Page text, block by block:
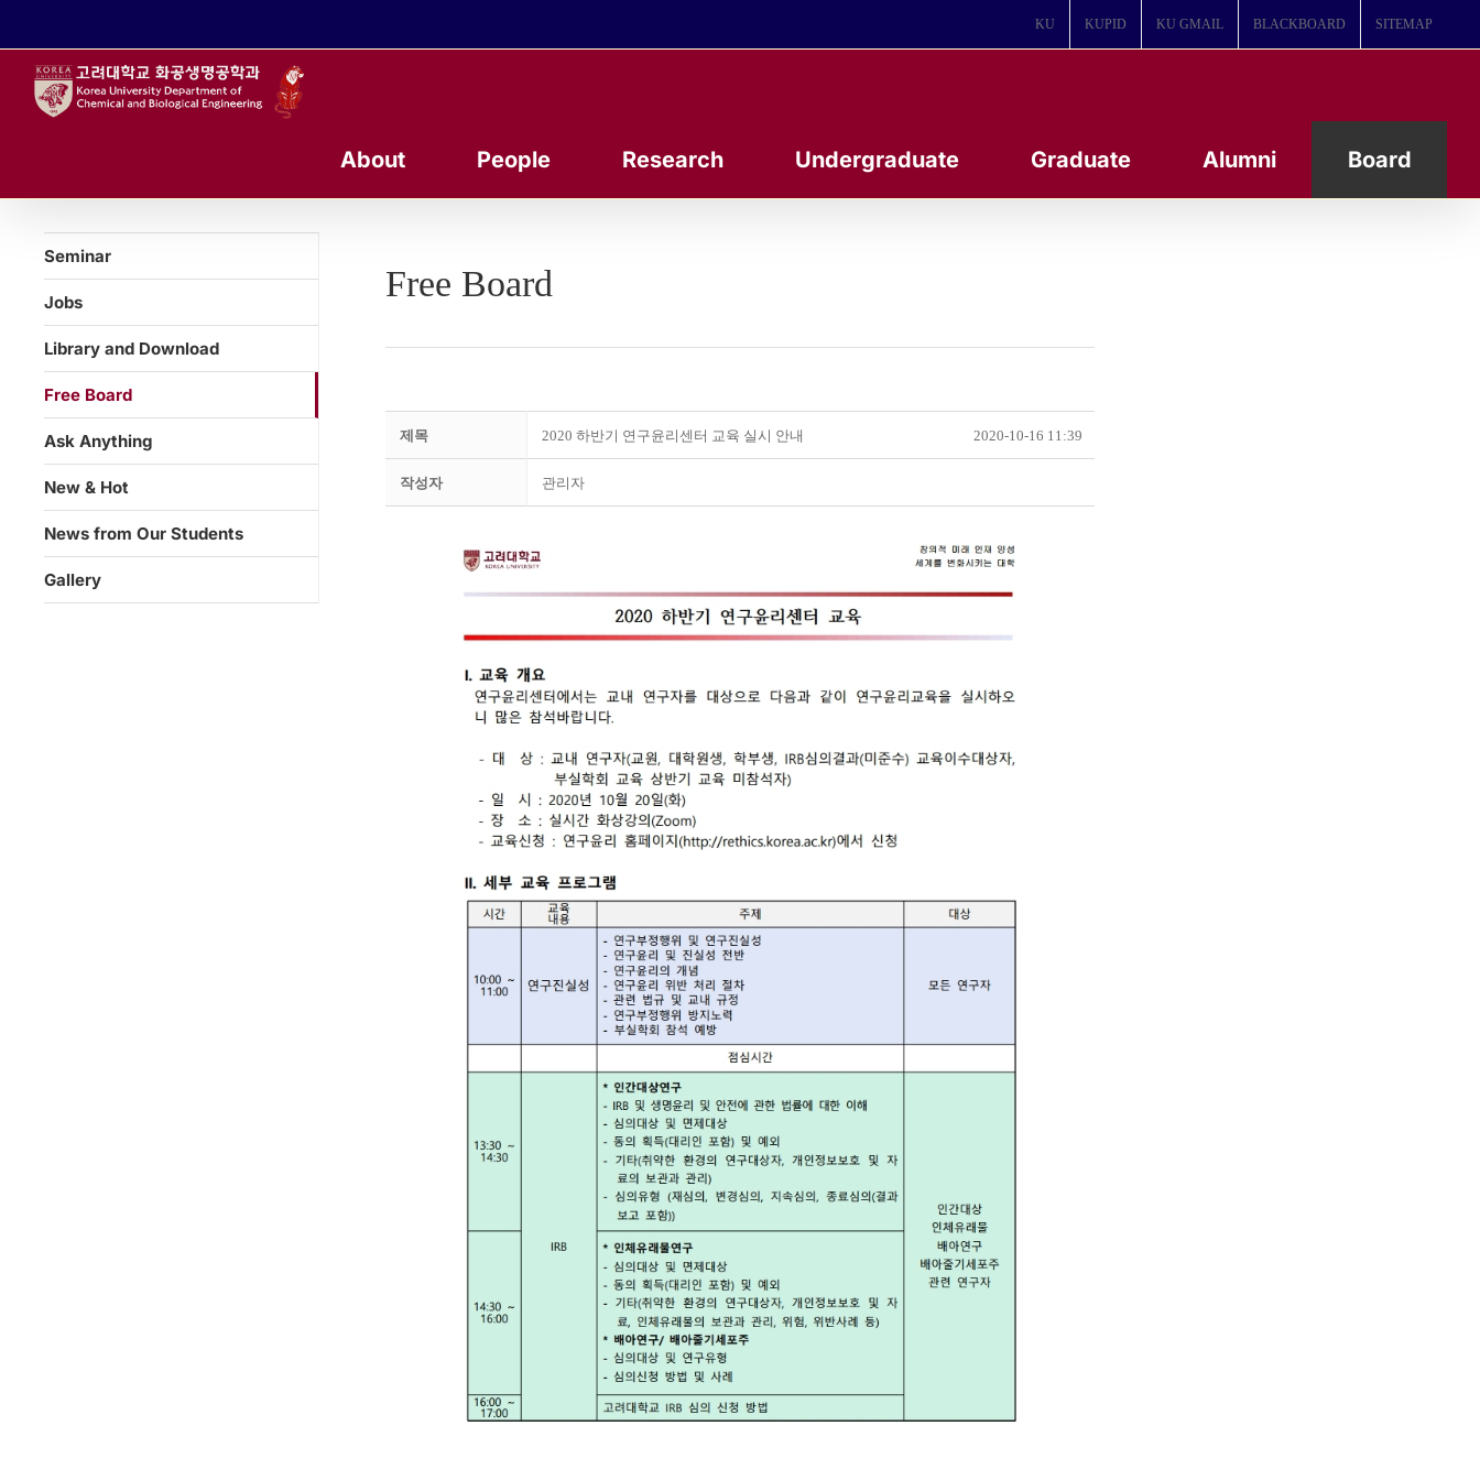
KU KUPID KU GMAIL BLACKBOARD SITEMAP
About People Research Undergraduate Graduate Alumni Board
Free Board
제목 2020 하반기 연구윤리센터 교육 실시 안내 2020-10-16 11:39
작성자 관리자
Seminar
Jobs
Library and Download
Free Board
Ask Anything
New & Hot
News from Our Students
Gallery